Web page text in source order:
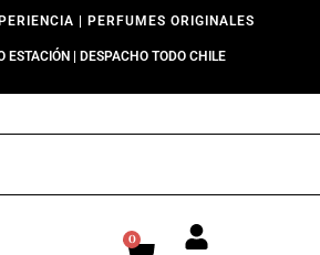
| PERFUMES ORIGINALES
ESTACIÓN | DESPACHO TODO CHILE
0